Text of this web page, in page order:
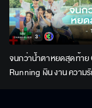
จนกว่าน้ำตาหยดสุดท้าย Ost.The
Running เงิน งาน ความรัก |